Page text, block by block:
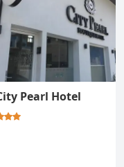
Pearl Hotel